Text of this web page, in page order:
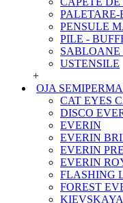
PENSULE
PILE -
SABLOANE
USTENSILE
+
OJA
CAT EYES
DISCO
EVERIN
EVERIN
EVERIN
EVERIN
FLASHING
FOREST